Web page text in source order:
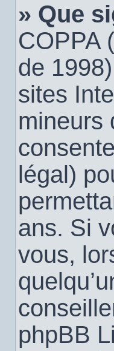
» Que
COPPA
de
sites
mineurs
légal)
ans. Si
vous,
phpBB